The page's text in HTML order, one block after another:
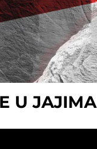
U JAJIMA